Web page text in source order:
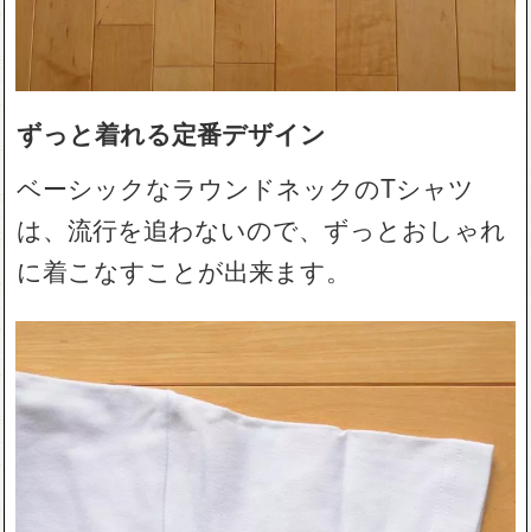
ずっと着れる定番デザイン
ベーシックなラウンドネックのTシャツ
は、流行を追わないので、ずっとおしゃれ
に着こなすことが出来ます。